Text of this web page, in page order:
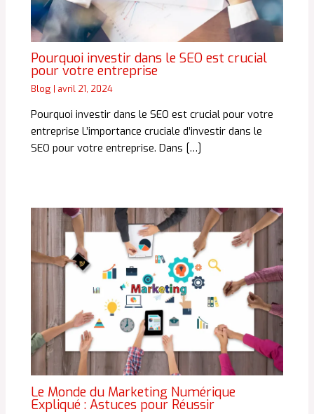
Pourquoi investir dans le SEO est crucial
pour votre entreprise
Blog | avril 21, 2024
Pourquoi investir dans le SEO est crucial pour votre
entreprise L’importance cruciale d’investir dans le
SEO pour votre entreprise. Dans […]
Le Monde du Marketing Numérique
Expliqué : Astuces pour Réussir